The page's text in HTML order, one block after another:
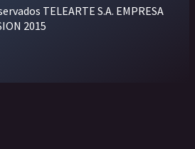
TELEARTE S.A. EMPRESA
2015